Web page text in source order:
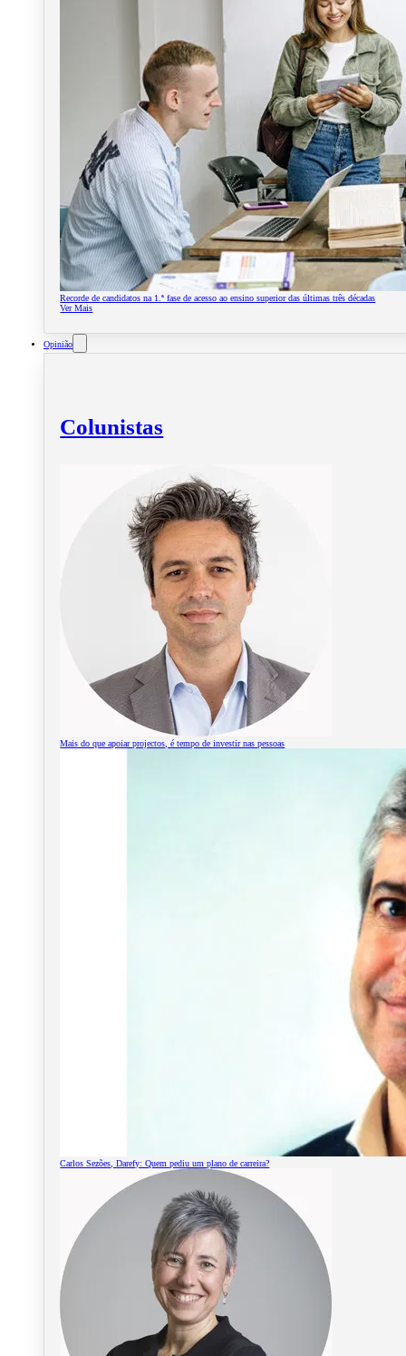
Recorde de candidatos na 1.ª fase de acesso ao ensino superior das últimas três décadas
Ver Mais
Opinião
Colunistas
Mais do que apoiar projectos, é tempo de investir nas pessoas
Carlos Sezões, Darefy: Quem pediu um plano de carreira?